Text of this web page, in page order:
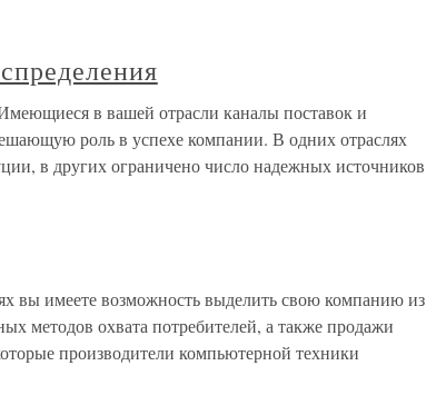
в вашей отрасли каналы поставок и
роль в успехе компании. В одних отраслях
в других ограничено число надежных источников
вы имеете возможность выделить свою компанию из
методов охвата потребителей, а также продажи
производители компьютерной техники